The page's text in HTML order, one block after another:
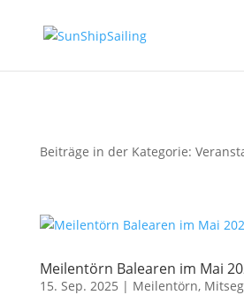
Beiträge in der Kategorie:
Meilentörn Balearen im Mai
15. Sep. 2025 | Meilentörn,